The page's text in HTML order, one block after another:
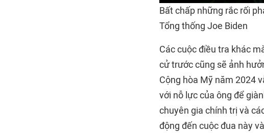
Bất chấp những rắc rối
Tổng thống Joe Biden
Các cuộc điều tra khác
cử trước cũng sẽ ảnh
Cộng hòa Mỹ năm 2024
với nỗ lực của ông để
chuyên gia chính trị và
động đến cuộc đua này